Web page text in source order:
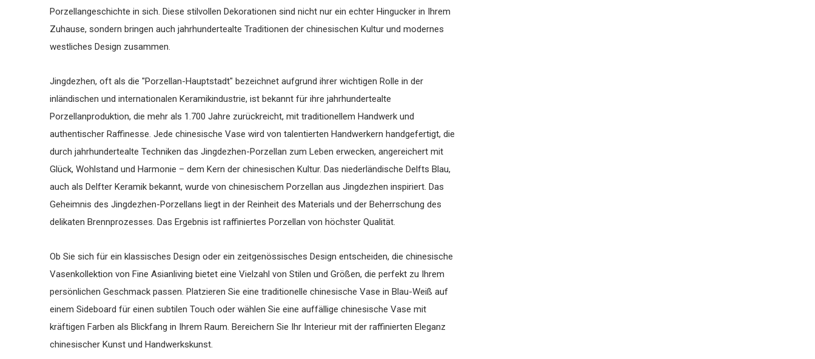
Porzellangeschichte in sich. Diese stilvollen Dekorationen sind nicht nur ein echter Hingucker in Ihrem
Zuhause, sondern bringen auch jahrhundertealte Traditionen der chinesischen Kultur und modernes
westliches Design zusammen.
Jingdezhen, oft als die "Porzellan-Hauptstadt" bezeichnet aufgrund ihrer wichtigen Rolle in der
inländischen und internationalen Keramikindustrie, ist bekannt für ihre jahrhundertealte
Porzellanproduktion, die mehr als 1.700 Jahre zurückreicht, mit traditionellem Handwerk und
authentischer Raffinesse. Jede chinesische Vase wird von talentierten Handwerkern handgefertigt, die
durch jahrhundertealte Techniken das Jingdezhen-Porzellan zum Leben erwecken, angereichert mit
Glück, Wohlstand und Harmonie – dem Kern der chinesischen Kultur. Das niederländische Delfts Blau,
auch als Delfter Keramik bekannt, wurde von chinesischem Porzellan aus Jingdezhen inspiriert. Das
Geheimnis des Jingdezhen-Porzellans liegt in der Reinheit des Materials und der Beherrschung des
delikaten Brennprozesses. Das Ergebnis ist raffiniertes Porzellan von höchster Qualität.
Ob Sie sich für ein klassisches Design oder ein zeitgenössisches Design entscheiden, die chinesische
Vasenkollektion von Fine Asianliving bietet eine Vielzahl von Stilen und Größen, die perfekt zu Ihrem
persönlichen Geschmack passen. Platzieren Sie eine traditionelle chinesische Vase in Blau-Weiß auf
einem Sideboard für einen subtilen Touch oder wählen Sie eine auffällige chinesische Vase mit
kräftigen Farben als Blickfang in Ihrem Raum. Bereichern Sie Ihr Interieur mit der raffinierten Eleganz
chinesischer Kunst und Handwerkskunst.